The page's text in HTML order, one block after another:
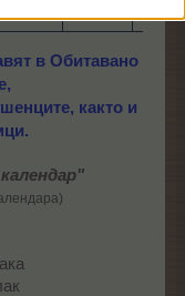
в Обитавано
както и